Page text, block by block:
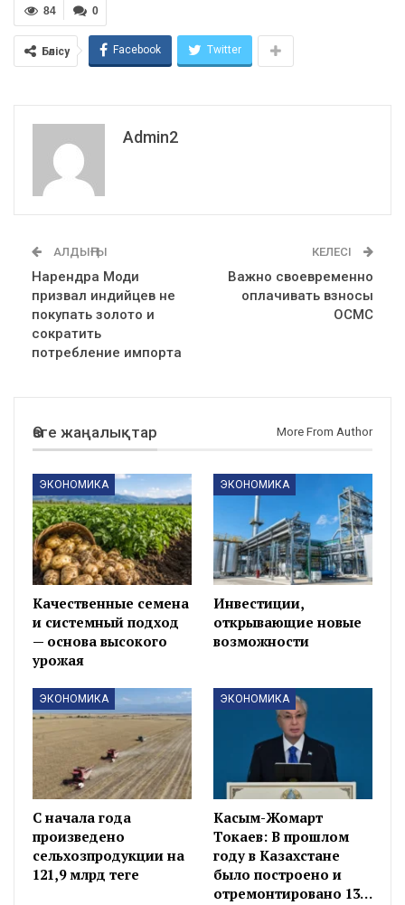
0
84
Бөлісу Facebook Twitter
Admin2
АЛДЫҢҒЫ
Нарендра Моди
призвал индийцев не
покупать золото и
сократить
потребление импорта
КЕЛЕСІ
Важно своевременно
оплачивать взносы
ОСМС
Өзге жаңалықтар More From Author
ЭКОНОМИКА
Качественные семена
и системный подход
— основа высокого
урожая
ЭКОНОМИКА
Инвестиции,
открывающие новые
возможности
ЭКОНОМИКА
С начала года
произведено
сельхозпродукции на
121,9 млрд теңге
ЭКОНОМИКА
Касым-Жомарт
Токаев: В прошлом
году в Казахстане
было построено и
отремонтировано 13…